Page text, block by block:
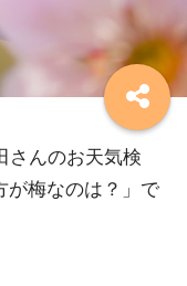
さんのお天気検
が梅なのは？」で